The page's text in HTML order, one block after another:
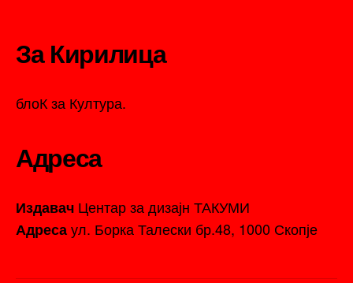
За Кирилица
блоК за Култура.
Адреса
Издавач Центар за дизајн ТАКУМИ
Адресаул. Борка Талески бр.48, 1000 Скопје